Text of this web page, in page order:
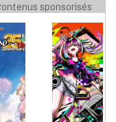
sponsorisés